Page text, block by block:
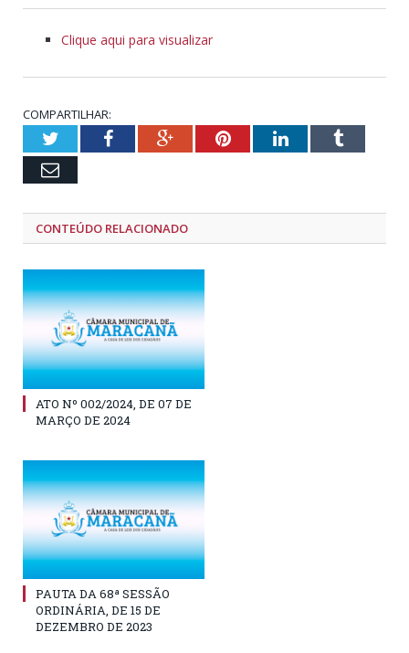
Clique aqui para visualizar
COMPARTILHAR:
TwitterFacebookGoogle+PinterestLinkedInTumblr
Email
CONTEÚDO RELACIONADO
ATO Nº 002/2024, DE 07 DE
MARÇO DE 2024
PAUTA DA 68ª SESSÃO
ORDINÁRIA, DE 15 DE
DEZEMBRO DE 2023